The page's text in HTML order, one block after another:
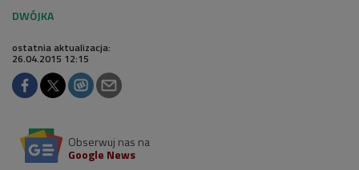
ostatnia aktualizacja:
26.04.2015 12:15
Obserwuj nas na
Google News